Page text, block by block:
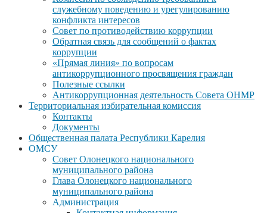
служебному поведению и урегулированию
конфликта интересов
Совет по противодействию коррупции
Обратная связь для сообщений о фактах
коррупции
«Прямая линия» по вопросам
антикоррупционного просвящения граждан
Полезные ссылки
Антикоррупционная деятельность Совета ОНМР
Территориальная избирательная комиссия
Контакты
Документы
Общественная палата Республики Карелия
ОМСУ
Совет Олонецкого национального
муниципального района
Глава Олонецкого национального
муниципального района
Администрация